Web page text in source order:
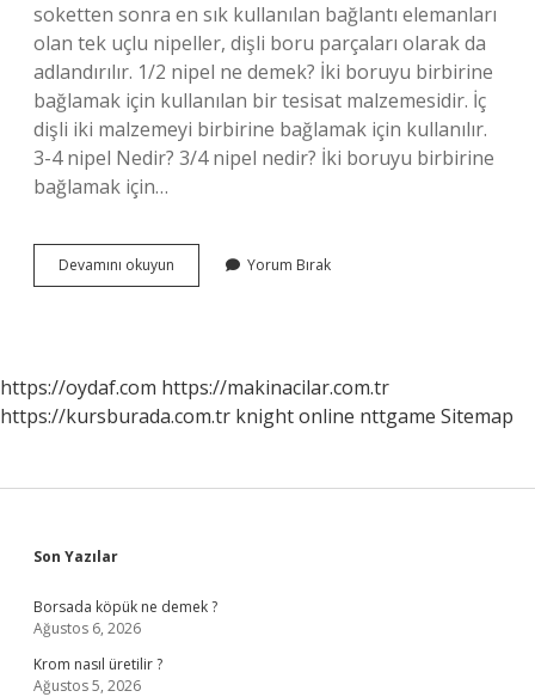
soketten sonra en sık kullanılan bağlantı elemanları
olan tek uçlu nipeller, dişli boru parçaları olarak da
adlandırılır. 1/2 nipel ne demek? İki boruyu birbirine
bağlamak için kullanılan bir tesisat malzemesidir. İç
dişli iki malzemeyi birbirine bağlamak için kullanılır.
3-4 nipel Nedir? 3/4 nipel nedir? İki boruyu birbirine
bağlamak için…
Devamını okuyun
Taraflı
Yorum Bırak
https://oydaf.com https://makinacilar.com.tr
https://kursburada.com.tr knight online nttgame Sitemap
Sidebar
Son Yazılar
Borsada köpük ne demek ?
Ağustos 6, 2026
Krom nasıl üretilir ?
Ağustos 5, 2026